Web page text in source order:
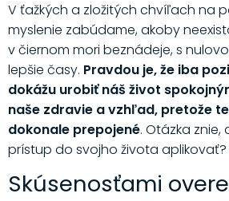
V ťažkých a zložitých chvíľach na
myslenie zabúdame, akoby
v čiernom mori beznádeje, s
lepšie časy. Pravdou je, že iba
dokážu urobiť náš život
naše zdravie a vzhľad, pretože
dokonale prepojené. Otázka znie,
prístup do svojho života aplikovať?
Skúsenosťami